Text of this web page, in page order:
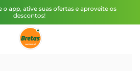
o app, ative suas ofertas e aproveite os
descontos!